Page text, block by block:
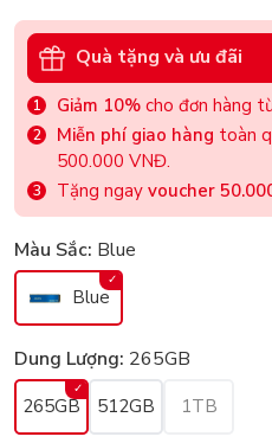
Quà tặng và ưu đãi
Giảm 10% cho đơn hàng
Miễn phí giao hàng toàn
500.000 VNĐ.
Tặng ngay voucher
Màu Sắc: Blue
Blue
Dung Lượng: 265GB
265GB 512GB 1TB